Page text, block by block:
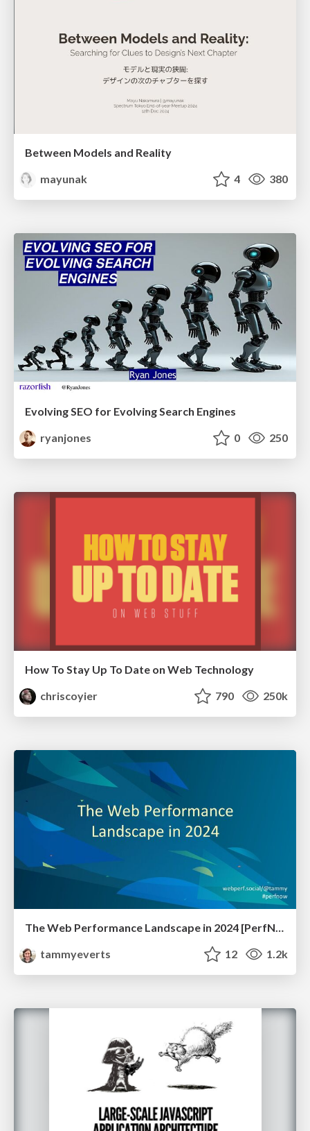
Between Models and Reality
mayunak
4 380
Evolving SEO for Evolving Search Engines
ryanjones
0 250
How To Stay Up To Date on Web Technology
chriscoyier
790 250k
The Web Performance Landscape in 2024 [PerfNow 2024]
tammyeverts
12 1.2k